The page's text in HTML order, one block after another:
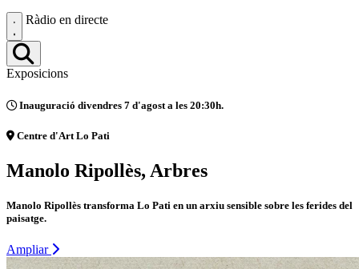
Ràdio en directe
Exposicions
Inauguració divendres 7 d'agost a les 20:30h.
Centre d'Art Lo Pati
Manolo Ripollès, Arbres
Manolo Ripollès transforma Lo Pati en un arxiu sensible sobre les ferides del
paisatge.
Ampliar